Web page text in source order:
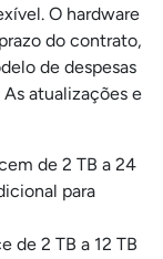
O hardware
do contrato,
de despesas
atualizações e
de 2 TB a 24
para
de 2 TB a 12 TB